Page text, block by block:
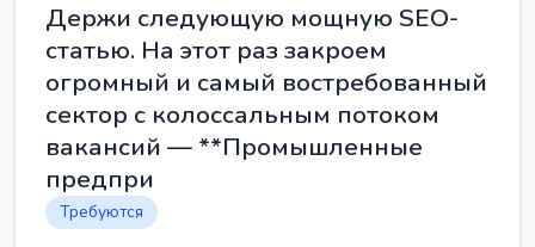
Держи следующую мощную SEO-
статью. На этот раз закроем
огромный и самый востребованный
сектор с колоссальным потоком
вакансий — **Промышленные
предпри
Требуются